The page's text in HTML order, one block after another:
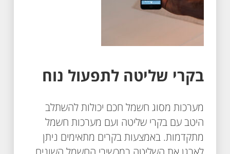
בקרי שליטה לתפעול נוח
מערכות מסוג חשמל חכם יכולות להשתלב
היטב עם בקרי שליטה ועם מערכות חשמל
מתקדמות. באמצעות בקרים מתאימים ניתן